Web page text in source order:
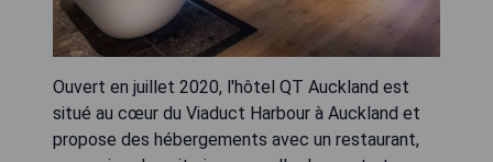
Ouvert en juillet 2020, l'hôtel QT Auckland est
situé au cœur du Viaduct Harbour à Auckland et
propose des hébergements avec un restaurant,